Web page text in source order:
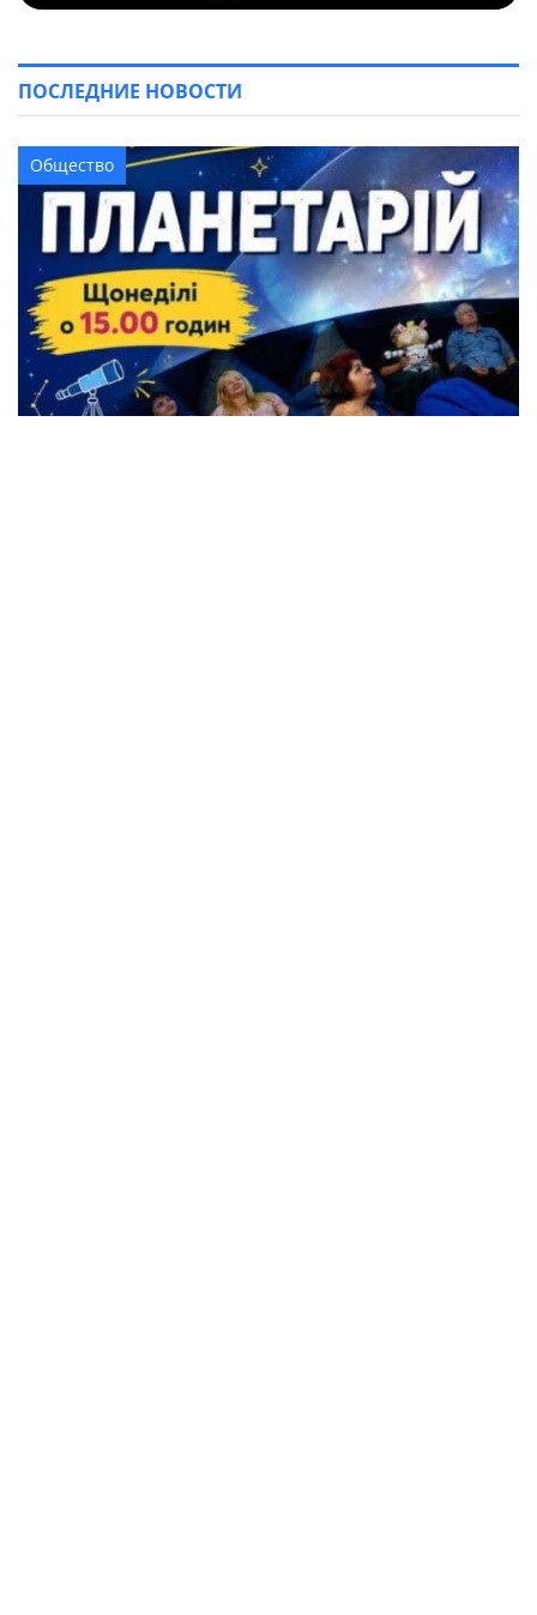
ПОСЛЕДНИЕ НОВОСТИ
Общество